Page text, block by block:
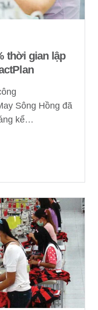
thời gian lập
Sông Hồng đã
kể…